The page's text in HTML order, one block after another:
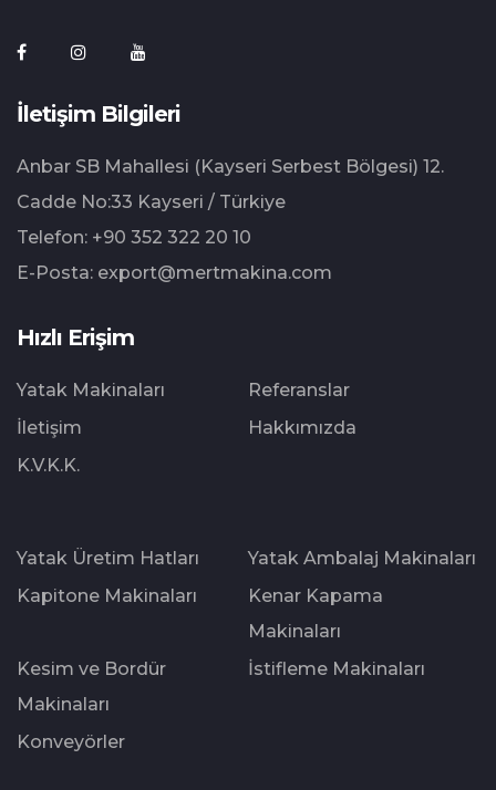
İletişim Bilgileri
Anbar SB Mahallesi (Kayseri Serbest Bölgesi) 12.⁠
⁠Cadde No:33 Kayseri / Türkiye
Telefon: +90 352 322 20 10
E-Posta: export@mertmakina.com
Hızlı Erişim
Yatak Makinaları
Referanslar
İletişim
Hakkımızda
K.V.K.K.
Yatak Üretim Hatları
Yatak Ambalaj Makinaları
Kapitone Makinaları
Kenar Kapama
Makinaları
Kesim ve Bordür
Makinaları
İstifleme Makinaları
Konveyörler